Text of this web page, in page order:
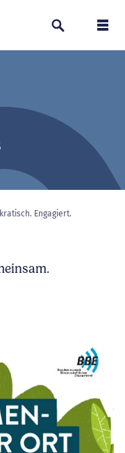
Suchen
Engagiert.